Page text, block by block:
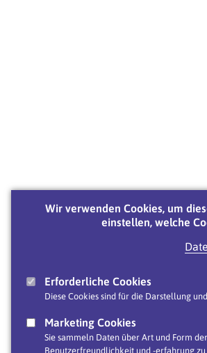
Wir verwenden Cookies, um
einstellen, welche
Erforderliche Cookies
Diese Cookies sind für die Darstellung
Marketing Cookies
Sie sammeln Daten über Art und Form
Benutzerfreundlichkeit und -erfahrung